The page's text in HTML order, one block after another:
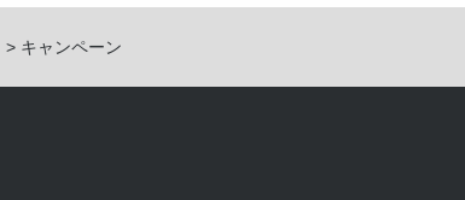
> キャンペーン